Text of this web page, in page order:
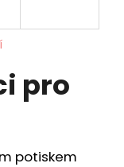
pro
potiskem